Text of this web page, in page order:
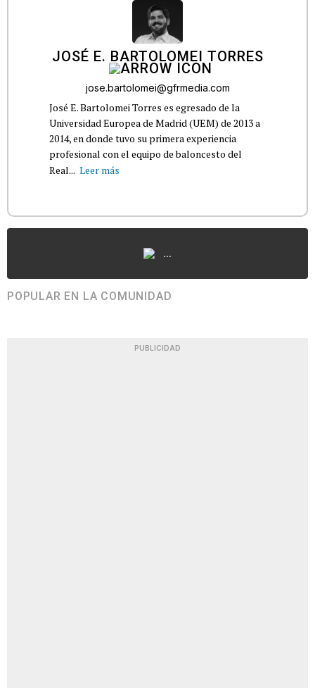
JOSÉ E. BARTOLOMEI TORRES
jose.bartolomei@gfrmedia.com
José E. Bartolomei Torres es egresado de la
Universidad Europea de Madrid (UEM) de 2013 a
2014, en donde tuvo su primera experiencia
profesional con el equipo de baloncesto del
Real... Leer más
...
POPULAR EN LA COMUNIDAD
PUBLICIDAD